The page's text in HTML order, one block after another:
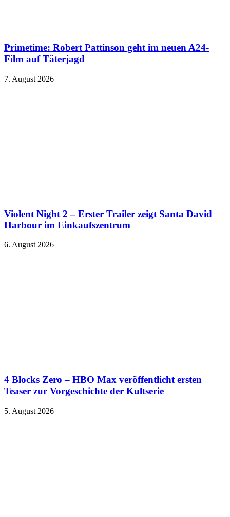
Primetime: Robert Pattinson geht im neuen A24-
Film auf Täterjagd
7. August 2026
Violent Night 2 – Erster Trailer zeigt Santa David
Harbour im Einkaufszentrum
6. August 2026
4 Blocks Zero – HBO Max veröffentlicht ersten
Teaser zur Vorgeschichte der Kultserie
5. August 2026